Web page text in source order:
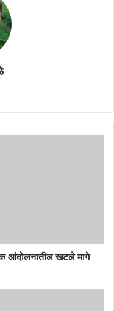
आंदोलनातील खटले मागे